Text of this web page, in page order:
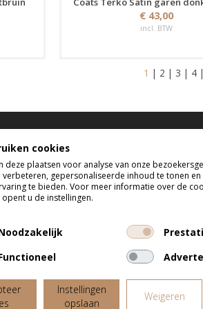
€ 43,00
incl. BTW
1 | 2 | 3 | 4 |
bereikbaar
m do tussen 9:00 uur en 17:00 uur
tussen 9:00 uur en 12:00 uur
cookies
deze plaatsen voor analyse van onze
verbeteren, gepersonaliseerde inhoud te tonen en
te bieden. Voor meer informatie over de
opent u de instellingen.
Instellingen
opslaan
Weigeren